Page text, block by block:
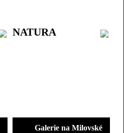
NATURA
Galerie na Milovské